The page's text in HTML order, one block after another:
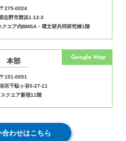
〒275-0024
志野市茜浜1-12-3
クエア内BMSA・環文研共同研究棟1階
本部
〒151-0051
区千駄ヶ谷5-27-11
スクエア新宿11階
Google Map
合わせはこちら